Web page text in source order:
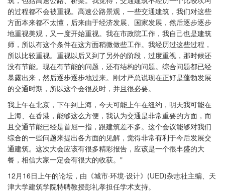
的过程都不会被重视。高速公路景观，一些交通建筑，我们对这些
方面本来都不太懂，后来由于经济发展、国家发展，然后逐步逐步
地重视美观，又一度开始重视。我在市政院工作，我自己也是建筑
师，所以有这个条件在这方面稍微做些工作。我经历过这些过程，
所以比较重视。重视以后又到了另外的阶段，过度重视，那时候还
没有节能。现在有节能的问题，还有结构的问题。综合问题都已经
暴露出来，然后逐步逐步地过来。刚才严总说现在正好是蓬勃发展
的交通时期，所以这个会很及时，并且很必要。
我上午在北京，下午到上海，今天可能上午在纽约，明天我可能在
上海、在香港，能够这么方便，我认为交通是非常重要的方面，而
且交通节能已经是首屈一指，跟建筑差不多。这个会议能够对我们
综合的一些问题来提出各方面的见解，觉得非常有利于今后发展交
通建筑。这次大会应该有很多精彩报告，应该是一个很丰盛的大
餐，相信大家一定会有很大的收获。"
12月16日上午的论坛，由《城市·环境·设计》(UED)杂志社主编、天
津大学建筑学院特聘教授彭礼孝担任学术支持。